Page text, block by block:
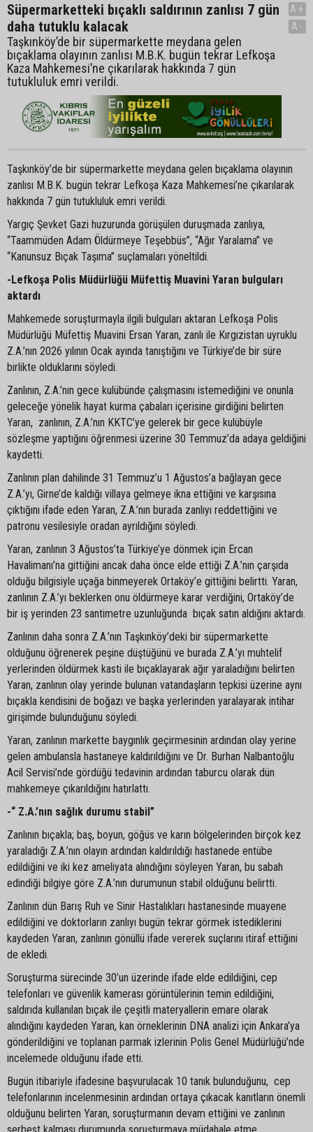
Süpermarketteki bıçaklı saldırının zanlısı 7 gün
daha tutuklu kalacak
Taşkınköy’de bir süpermarkette meydana gelen
bıçaklama olayının zanlısı M.B.K. bugün tekrar Lefkoşa
Kaza Mahkemesi’ne çıkarılarak hakkında 7 gün
tutukluluk emri verildi.
A+
A-
Taşkınköy’de bir süpermarkette meydana gelen bıçaklama olayının
zanlısı M.B.K. bugün tekrar Lefkoşa Kaza Mahkemesi’ne çıkarılarak
hakkında 7 gün tutukluluk emri verildi.
Yargıç Şevket Gazi huzurunda görüşülen duruşmada zanlıya,
“Taammüden Adam Öldürmeye Teşebbüs”, “Ağır Yaralama” ve
“Kanunsuz Bıçak Taşıma” suçlamaları yöneltildi.
-Lefkoşa Polis Müdürlüğü Müfettiş Muavini Yaran bulguları
aktardı
Mahkemede soruşturmayla ilgili bulguları aktaran Lefkoşa Polis
Müdürlüğü Müfettiş Muavini Ersan Yaran, zanlı ile Kırgızistan uyruklu
Z.A.’nın 2026 yılının Ocak ayında tanıştığını ve Türkiye’de bir süre
birlikte olduklarını söyledi.
Zanlının, Z.A.’nın gece kulübünde çalışmasını istemediğini ve onunla
geleceğe yönelik hayat kurma çabaları içerisine girdiğini belirten
Yaran, zanlının, Z.A.’nın KKTC’ye gelerek bir gece kulübüyle
sözleşme yaptığını öğrenmesi üzerine 30 Temmuz’da adaya geldiğini
kaydetti.
Zanlının plan dahilinde 31 Temmuz’u 1 Ağustos’a bağlayan gece
Z.A.’yı, Girne’de kaldığı villaya gelmeye ikna ettiğini ve karşısına
çıktığını ifade eden Yaran, Z.A.’nın burada zanlıyı reddettiğini ve
patronu vesilesiyle oradan ayrıldığını söyledi.
Yaran, zanlının 3 Ağustos’ta Türkiye’ye dönmek için Ercan
Havalimanı’na gittiğini ancak daha önce elde ettiği Z.A.’nın çarşıda
olduğu bilgisiyle uçağa binmeyerek Ortaköy’e gittiğini belirtti. Yaran,
zanlının Z.A.’yı beklerken onu öldürmeye karar verdiğini, Ortaköy’de
bir iş yerinden 23 santimetre uzunluğunda bıçak satın aldığını aktardı.
Zanlının daha sonra Z.A.’nın Taşkınköy’deki bir süpermarkette
olduğunu öğrenerek peşine düştüğünü ve burada Z.A.’yı muhtelif
yerlerinden öldürmek kasti ile bıçaklayarak ağır yaraladığını belirten
Yaran, zanlının olay yerinde bulunan vatandaşların tepkisi üzerine aynı
bıçakla kendisini de boğazı ve başka yerlerinden yaralayarak intihar
girişimde bulunduğunu söyledi.
Yaran, zanlının markette baygınlık geçirmesinin ardından olay yerine
gelen ambulansla hastaneye kaldırıldığını ve Dr. Burhan Nalbantoğlu
Acil Servisi’nde gördüğü tedavinin ardından taburcu olarak dün
mahkemeye çıkarıldığını hatırlattı.
-“ Z.A.’nın sağlık durumu stabil”
Zanlının bıçakla; baş, boyun, göğüs ve karın bölgelerinden birçok kez
yaraladığı Z.A.’nın olayın ardından kaldırıldığı hastanede entübe
edildiğini ve iki kez ameliyata alındığını söyleyen Yaran, bu sabah
edindiği bilgiye göre Z.A.’nın durumunun stabil olduğunu belirtti.
Zanlının dün Barış Ruh ve Sinir Hastalıkları hastanesinde muayene
edildiğini ve doktorların zanlıyı bugün tekrar görmek istediklerini
kaydeden Yaran, zanlının gönüllü ifade vererek suçlarını itiraf ettiğini
de ekledi.
Soruşturma sürecinde 30’un üzerinde ifade elde edildiğini, cep
telefonları ve güvenlik kamerası görüntülerinin temin edildiğini,
saldırıda kullanılan bıçak ile çeşitli materyallerin emare olarak
alındığını kaydeden Yaran, kan örneklerinin DNA analizi için Ankara’ya
gönderildiğini ve toplanan parmak izlerinin Polis Genel Müdürlüğü’nde
incelemede olduğunu ifade etti.
Bugün itibariyle ifadesine başvurulacak 10 tanık bulunduğunu, cep
telefonlarının incelenmesinin ardından ortaya çıkacak kanıtların önemli
olduğunu belirten Yaran, soruşturmanın devam ettiğini ve zanlının